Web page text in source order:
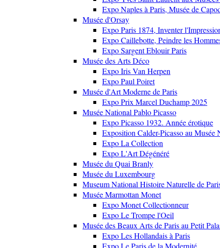
Expo Naples à Paris, Musée de
Musée d'Orsay
Expo Paris 1874, Inventer
Expo Caillebotte, Peindre les
Expo Sargent Eblouir Paris
Musée des Arts Déco
Expo Iris Van Herpen
Expo Paul Poiret
Musée d'Art Moderne de Paris
Expo Prix Marcel Duchamp 2025
Musée National Pablo Picasso
Expo Picasso 1932. Année érotique
Exposition Calder-Picasso au Musée
Expo La Collection
Expo L'Art Dégénéré
Musée du Quai Branly
Musée du Luxembourg
Museum National Histoire Naturelle de
Musée Marmottan Monet
Expo Monet Collectionneur
Expo Le Trompe l'Oeil
Musée des Beaux Arts de Paris au Petit
Expo Les Hollandais à Paris